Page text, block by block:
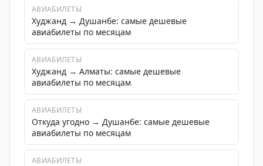
АВИАБИЛЕТЫ
Худжанд → Душанбе: самые дешевые
авиабилеты по месяцам
АВИАБИЛЕТЫ
Худжанд → Алматы: самые дешевые
авиабилеты по месяцам
АВИАБИЛЕТЫ
Откуда угодно → Душанбе: самые дешевые
авиабилеты по месяцам
АВИАБИЛЕТЫ